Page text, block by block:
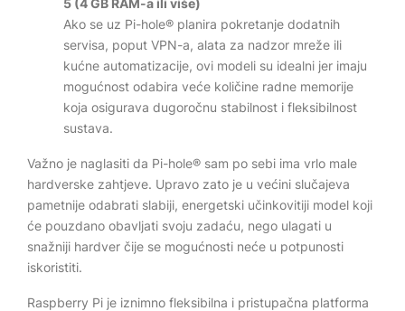
5 (4 GB RAM-a ili više)
Ako se uz Pi-hole® planira pokretanje dodatnih
servisa, poput VPN-a, alata za nadzor mreže ili
kućne automatizacije, ovi modeli su idealni jer imaju
mogućnost odabira veće količine radne memorije
koja osigurava dugoročnu stabilnost i fleksibilnost
sustava.
Važno je naglasiti da Pi-hole® sam po sebi ima vrlo male
hardverske zahtjeve. Upravo zato je u većini slučajeva
pametnije odabrati slabiji, energetski učinkovitiji model koji
će pouzdano obavljati svoju zadaću, nego ulagati u
snažniji hardver čije se mogućnosti neće u potpunosti
iskoristiti.
Raspberry Pi je iznimno fleksibilna i pristupačna platforma